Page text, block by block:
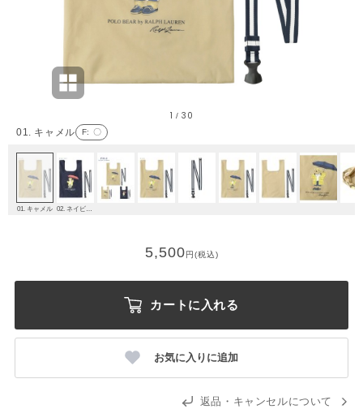
01. キャメル F: 〇
1 /30
01. キャメル
5,500円(税込)
カートに入れる
お気に入りに追加
返品・キャンセルについて